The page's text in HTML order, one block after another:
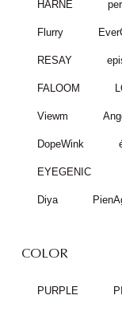
HARNE
Flurry
RESAY
FALOOM
Viewm
DopeWink
EYEGENIC
Diya
COLOR
PURPLE